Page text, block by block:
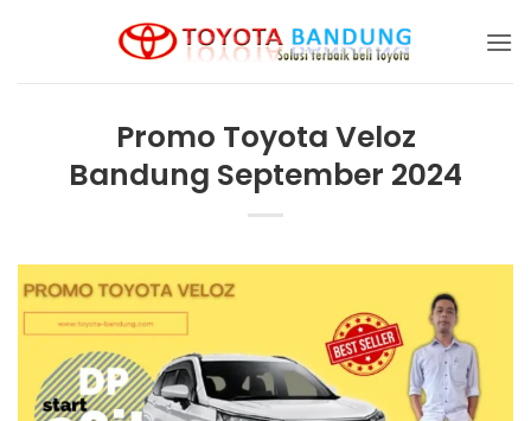
Promo Toyota Veloz
Bandung September 2024